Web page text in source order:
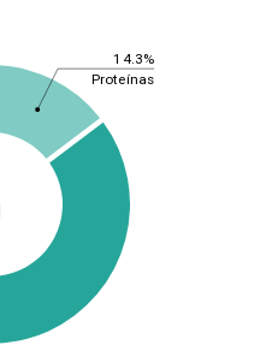
14.3%
Proteínas